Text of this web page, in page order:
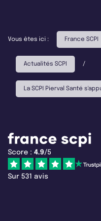
Vous êtes ici : France SCPI
Actualités SCPI /
La SCPI Pierval Santé
Score : 4.9/5
Sur 531 avis